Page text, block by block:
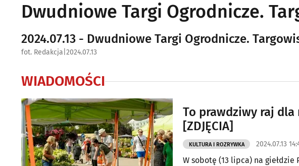
Dwudniowe Targi Ogrodnicze.
2024.07.13 - Dwudniowe Targi Ogrodnicze.
fot. Redakcja 2024.07.13
WIADOMOŚCI
To prawdziwy raj dla
[ZDJĘCIA]
KULTURA I ROZRYWKA 2024.07.13
W sobotę (13 lipca) na giełdzie